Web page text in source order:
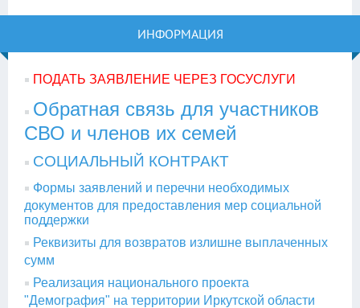
ИНФОРМАЦИЯ
ПОДАТЬ ЗАЯВЛЕНИЕ ЧЕРЕЗ ГОСУСЛУГИ
Обратная связь для участников
СВО и членов их семей
СОЦИАЛЬНЫЙ КОНТРАКТ
Формы заявлений и перечни необходимых
документов для предоставления мер социальной
поддержки
Реквизиты для возвратов излишне выплаченных
сумм
Реализация национального проекта
"Демография" на территории Иркутской области